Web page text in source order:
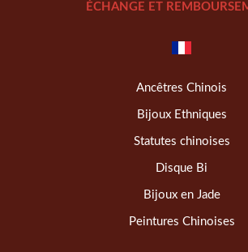
ÉCHANGE ET
Ancêtres Chinois
Bijoux Ethniques
Statutes chinoises
Disque Bi
Bijoux en Jade
Peintures Chinoises